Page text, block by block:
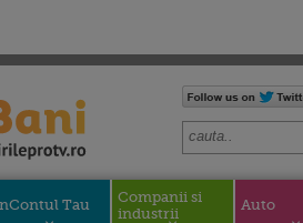
Tau
Companii si
industrii
Auto